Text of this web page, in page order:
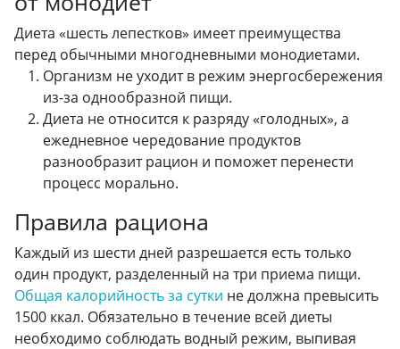
Диета «шесть лепестков» имеет преимущества
перед обычными многодневными монодиетами.
Организм не уходит в режим энергосбережения
из-за однообразной пищи.
Диета не относится к разряду «голодных», а
ежедневное чередование продуктов
разнообразит рацион и поможет перенести
процесс морально.
Правила рациона
Каждый из шести дней разрешается есть только
один продукт, разделенный на три приема пищи.
Общая калорийность за сутки не должна превысить
1500 ккал. Обязательно в течение всей диеты
необходимо соблюдать водный режим, выпивая